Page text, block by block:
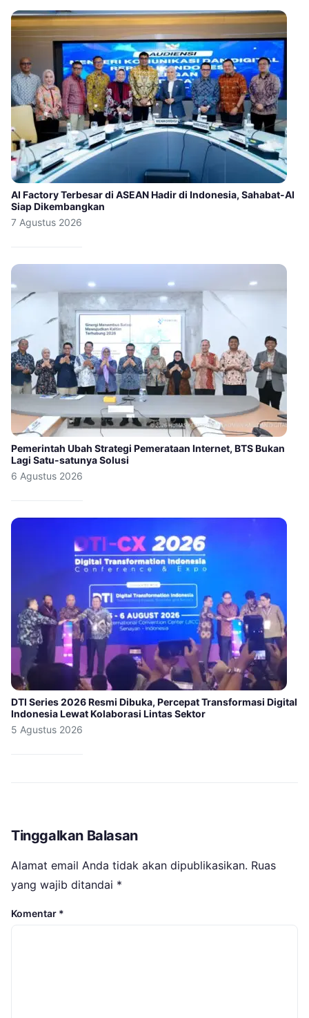
AI Factory Terbesar di ASEAN Hadir di Indonesia, Sahabat-AI
Siap Dikembangkan
7 Agustus 2026
Pemerintah Ubah Strategi Pemerataan Internet, BTS Bukan
Lagi Satu-satunya Solusi
6 Agustus 2026
DTI Series 2026 Resmi Dibuka, Percepat Transformasi Digital
Indonesia Lewat Kolaborasi Lintas Sektor
5 Agustus 2026
Tinggalkan Balasan
Alamat email Anda tidak akan dipublikasikan. Ruas
yang wajib ditandai *
Komentar *